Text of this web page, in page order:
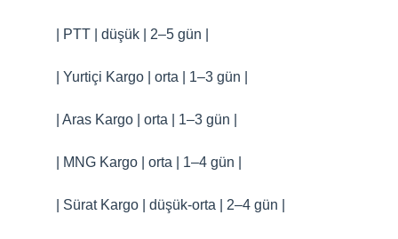
| PTT | düşük | 2–5 gün |
| Yurtiçi Kargo | orta | 1–3 gün |
| Aras Kargo | orta | 1–3 gün |
| MNG Kargo | orta | 1–4 gün |
| Sürat Kargo | düşük-orta | 2–4 gün |